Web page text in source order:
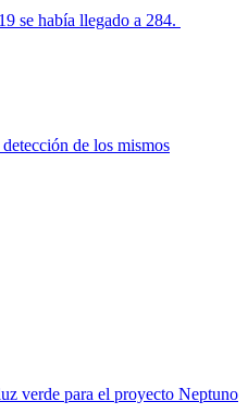
se había llegado a 284.
de los mismos
verde para el proyecto Neptuno